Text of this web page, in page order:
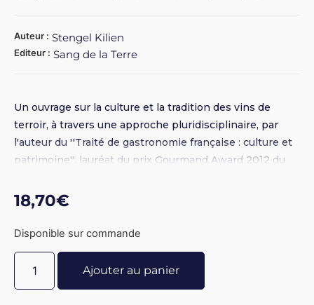
Auteur : Stengel Kilien
Editeur : Sang de la Terre
Un ouvrage sur la culture et la tradition des vins de
terroir, à travers une approche pluridisciplinaire, par
l'auteur du ''Traité de gastronomie française : culture et
patrimoine'', lauréat du prix Gourmand Award 2012 du
reconnu et salué unanimement pour sa qualité et sa
diversité. Cet ouvrage, émaillé d'approches culturelles,
scientifiques, techniques, économiques, artistiques,
but de faire découvrir ce qu'est un bon vin . Nous
18,70€
Disponible sur commande
Ajouter au panier